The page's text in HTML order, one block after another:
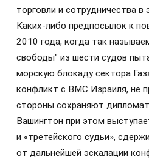
торговли и сотрудничества в
Каких-либо предпосылок к
2010 года, когда так
свободы" из шести судов
морскую блокаду сектора
конфликт с ВМС Израиля, не
стороны сохраняют
Вашингтон при этом
и «третейского судьи»,
от дальнейшей эскалации